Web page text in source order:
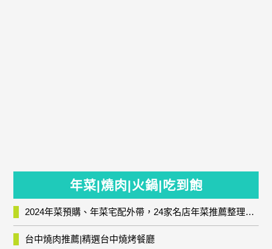
年菜|燒肉|火鍋|吃到飽
2024年菜預購、年菜宅配外帶，24家名店年菜推薦整理，圍爐輕鬆上菜團圓趣
台中燒肉推薦|精選台中燒烤餐廳